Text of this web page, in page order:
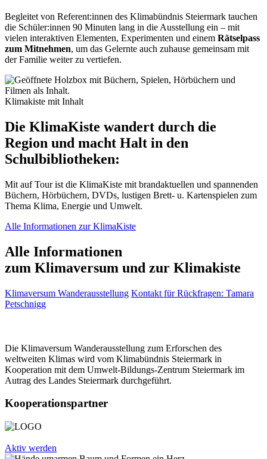
Begleitet von Referent:innen des Klimabündnis Steiermark tauchen
die Schüler:innen 90 Minuten lang in die Ausstellung ein – mit
vielen interaktiven Elementen, Experimenten und einem Rätselpass
zum Mitnehmen, um das Gelernte auch zuhause gemeinsam mit
der Familie weiter zu vertiefen.
Klimakiste mit Inhalt
Die KlimaKiste wandert durch die
Region und macht Halt in den
Schulbibliotheken:
Mit auf Tour ist die KlimaKiste mit brandaktuellen und spannenden
Büchern, Hörbüchern, DVDs, lustigen Brett- u. Kartenspielen zum
Thema Klima, Energie und Umwelt.
Alle Informationen zur KlimaKiste
Alle Informationen
zum Klimaversum und zur Klimakiste
Klimaversum Wanderausstellung Kontakt für Rückfragen: Tamara
Petschnigg
Die Klimaversum Wanderausstellung zum Erforschen des
weltweiten Klimas wird vom Klimabündnis Steiermark in
Kooperation mit dem Umwelt-Bildungs-Zentrum Steiermark im
Autrag des Landes Steiermark durchgeführt.
Kooperationspartner
Aktiv werden